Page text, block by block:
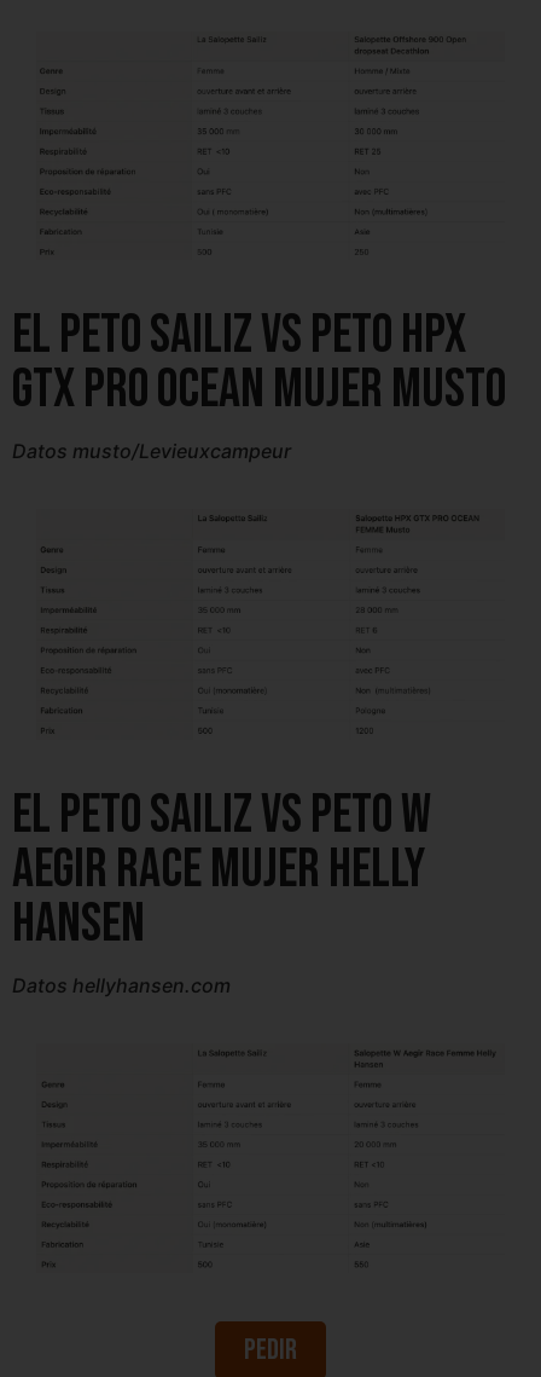
El peto SAILIZ VS peto HPX
GTX PRO OCEAN MUJER Musto
Datos musto/Levieuxcampeur
El peto Sailiz vs Peto W
Aegir Race Mujer Helly
Hansen
Datos hellyhansen.com
Pedir